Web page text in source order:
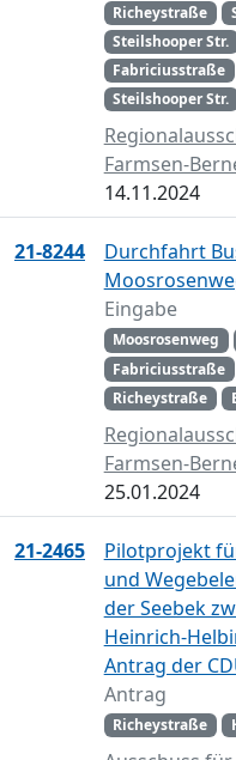
Richeystraße
Steilshooper Str.
Fabriciusstraße
Steilshooper Str.
Farmsen-
14.11.2024
21-8244
Durchfahrt
Eingabe
Moosrosenweg
Fabriciusstraße
Richeystraße
Farmsen-
25.01.2024
21-2465
Pilotprojekt
und
der Seebek
Heinrich-
Antrag der
Antrag
Richeystraße